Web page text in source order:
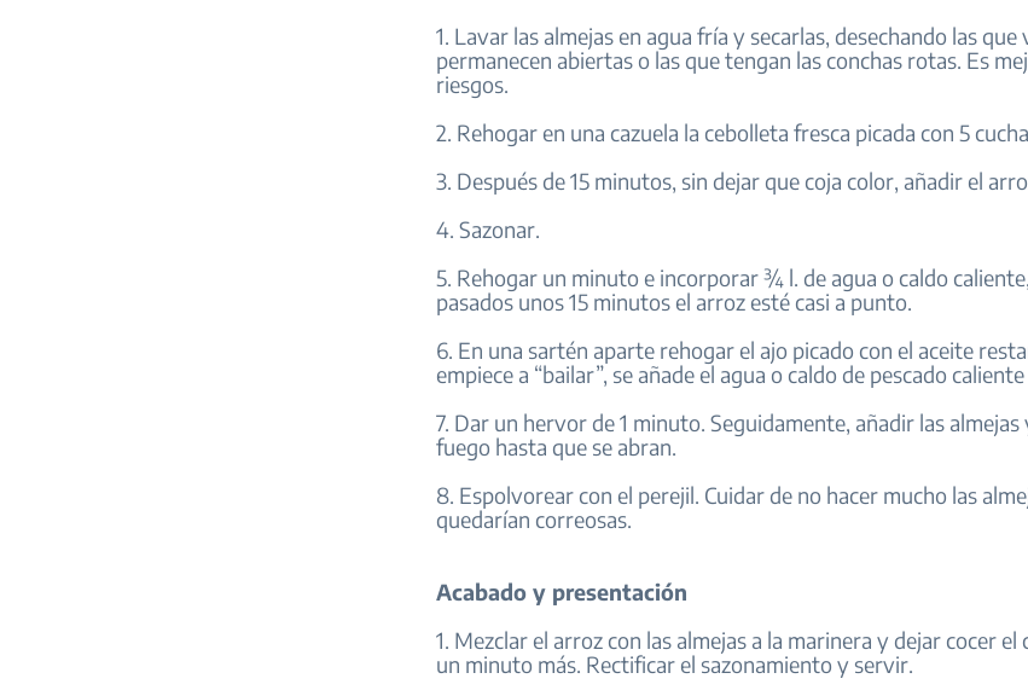
1. Lavar las almejas en agua fría y secarlas, desechando las que
permanecen abiertas o las que tengan las conchas rotas. Es
riesgos.
2. Rehogar en una cazuela la cebolleta fresca picada con 5
3. Después de 15 minutos, sin dejar que coja color, añadir el
4. Sazonar.
5. Rehogar un minuto e incorporar ¾ l. de agua o caldo
pasados unos 15 minutos el arroz esté casi a punto.
6. En una sartén aparte rehogar el ajo picado con el aceite
empiece a “bailar”, se añade el agua o caldo de pescado
7. Dar un hervor de 1 minuto. Seguidamente, añadir las
fuego hasta que se abran.
8. Espolvorear con el perejil. Cuidar de no hacer mucho las
quedarían correosas.
Acabado y presentación
1. Mezclar el arroz con las almejas a la marinera y dejar cocer
un minuto más. Rectificar el sazonamiento y servir.